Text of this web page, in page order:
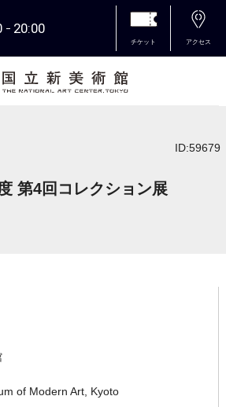
20:00
チケット アクセス
ID:59679
第4回コレクション展
of Modern Art, Kyoto